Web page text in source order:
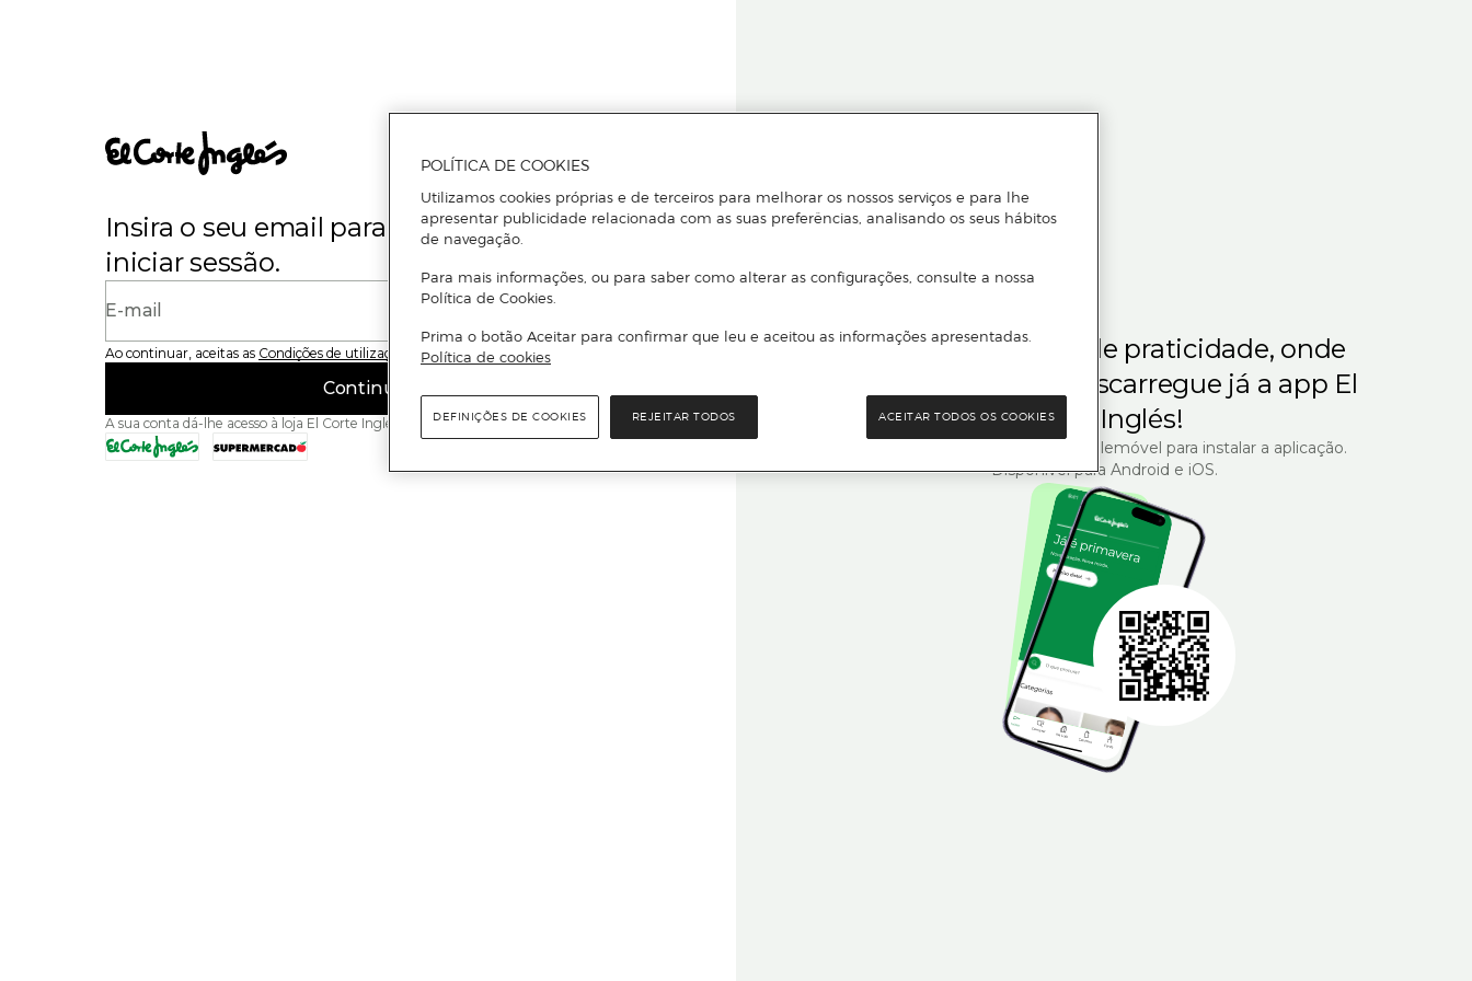
Insira o seu email para se registar ou
iniciar sessão.
E-mail
Ao continuar, aceitas as Condições de utilização do site
Continuar
A sua conta dá-lhe acesso à loja El Corte Inglés e ao Supermercado El Corte Inglés.
Para quem gosta de praticidade, onde
Descarregue já a app El
Corte Inglés!
Leia o código QR com o seu telemóvel para instalar a aplicação.
Disponível para Android e iOS.
POLÍTICA DE COOKIES
Utilizamos cookies próprias e de terceiros para melhorar os nossos serviços e para lhe
apresentar publicidade relacionada com as suas preferências, analisando os seus hábitos
de navegação.
Para mais informações, ou para saber como alterar as configurações, consulte a nossa
Política de Cookies.
Prima o botão Aceitar para confirmar que leu e aceitou as informações apresentadas.
Política de cookies
REJEITAR TODOS ACEITAR TODOS OS COOKIES
DEFINIÇÕES DE COOKIES